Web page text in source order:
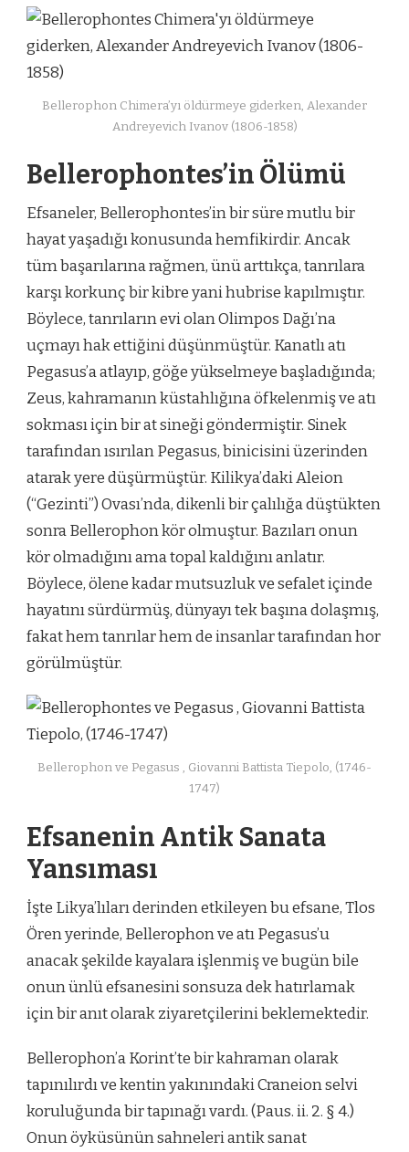
Bellerophon Chimera’yı öldürmeye giderken, Alexander
Andreyevich Ivanov (1806-1858)
Bellerophontes’in Ölümü
Efsaneler, Bellerophontes’in bir süre mutlu bir
hayat yaşadığı konusunda hemfikirdir. Ancak
tüm başarılarına rağmen, ünü arttıkça, tanrılara
karşı korkunç bir kibre yani hubrise kapılmıştır.
Böylece, tanrıların evi olan Olimpos Dağı’na
uçmayı hak ettiğini düşünmüştür. Kanatlı atı
Pegasus’a atlayıp, göğe yükselmeye başladığında;
Zeus, kahramanın küstahlığına öfkelenmiş ve atı
sokması için bir at sineği göndermiştir. Sinek
tarafından ısırılan Pegasus, binicisini üzerinden
atarak yere düşürmüştür. Kilikya’daki Aleion
(“Gezinti”) Ovası’nda, dikenli bir çalılığa düştükten
sonra Bellerophon kör olmuştur. Bazıları onun
kör olmadığını ama topal kaldığını anlatır.
Böylece, ölene kadar mutsuzluk ve sefalet içinde
hayatını sürdürmüş, dünyayı tek başına dolaşmış,
fakat hem tanrılar hem de insanlar tarafından hor
görülmüştür.
Bellerophon ve Pegasus , Giovanni Battista Tiepolo, (1746-
1747)
Efsanenin Antik Sanata
Yansıması
İşte Likya’lıları derinden etkileyen bu efsane, Tlos
Ören yerinde, Bellerophon ve atı Pegasus’u
anacak şekilde kayalara işlenmiş ve bugün bile
onun ünlü efsanesini sonsuza dek hatırlamak
için bir anıt olarak ziyaretçilerini beklemektedir.
Bellerophon’a Korint’te bir kahraman olarak
tapınılırdı ve kentin yakınındaki Craneion selvi
koruluğunda bir tapınağı vardı. (Paus. ii. 2. § 4.)
Onun öyküsünün sahneleri antik sanat